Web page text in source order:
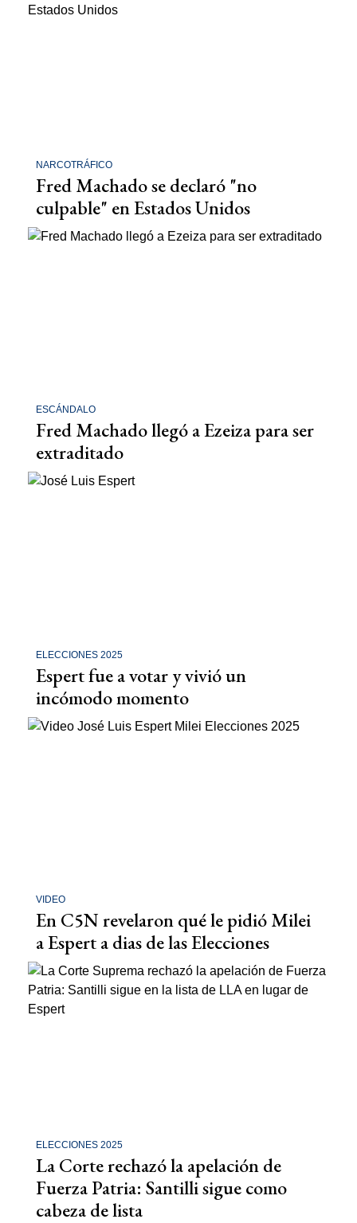
NARCOTRÁFICO
Fred Machado se declaró "no
culpable" en Estados Unidos
ESCÁNDALO
Fred Machado llegó a Ezeiza para ser
extraditado
ELECCIONES 2025
Espert fue a votar y vivió un
incómodo momento
VIDEO
En C5N revelaron qué le pidió Milei
a Espert a dias de las Elecciones
ELECCIONES 2025
La Corte rechazó la apelación de
Fuerza Patria: Santilli sigue como
cabeza de lista